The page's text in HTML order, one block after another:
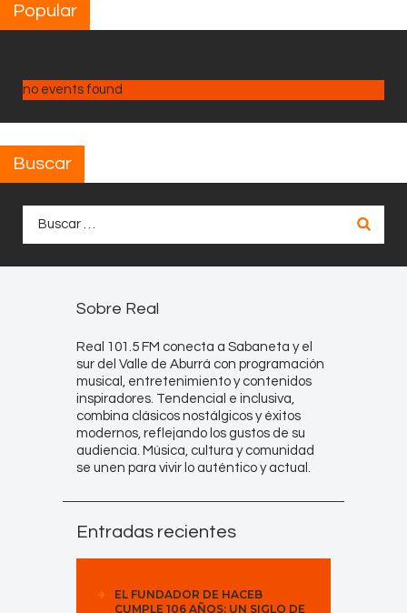
Popular
no events found
Buscar
Sobre Real
Real 101.5 FM conecta a Sabaneta y el
sur del Valle de Aburrá con programación
musical, entretenimiento y contenidos
inspiradores. Tendencial e inclusiva,
combina clásicos nostálgicos y éxitos
modernos, reflejando los gustos de su
audiencia. Música, cultura y comunidad
se unen para vivir lo auténtico y actual.
Entradas recientes
EL FUNDADOR DE HACEB
CUMPLE 106 AÑOS: UN SIGLO DE